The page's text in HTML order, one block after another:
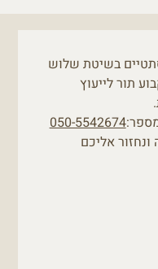
בשיטת שלוש
תור לייעוץ
050-5542674
אליכם